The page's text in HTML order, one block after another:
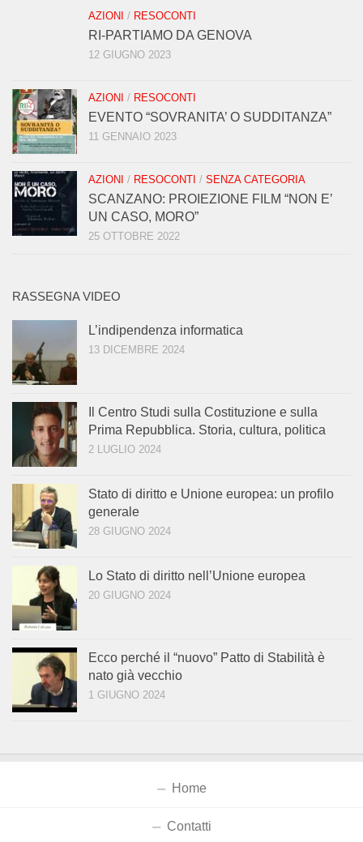
AZIONI / RESOCONTI
RI-PARTIAMO DA GENOVA
12 GIUGNO 2023
AZIONI / RESOCONTI
EVENTO “SOVRANITA’ O SUDDITANZA”
11 GENNAIO 2023
AZIONI / RESOCONTI / SENZA CATEGORIA
SCANZANO: PROIEZIONE FILM “NON E’
UN CASO, MORO”
25 OTTOBRE 2022
RASSEGNA VIDEO
L’indipendenza informatica
13 DICEMBRE 2024
Il Centro Studi sulla Costituzione e sulla
Prima Repubblica. Storia, cultura, politica
2 LUGLIO 2024
Stato di diritto e Unione europea: un profilo
generale
28 GIUGNO 2024
Lo Stato di diritto nell’Unione europea
20 GIUGNO 2024
Ecco perché il “nuovo” Patto di Stabilità è
nato già vecchio
1 GIUGNO 2024
Home
Contatti